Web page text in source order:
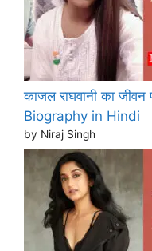
काजल राघवानी का
Biography in Hindi
by Niraj Singh